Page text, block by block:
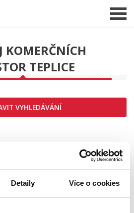
Detaily Více o cookies
PRONAJMOUT
KOMERČNÍCH
TEPLICE
VYHLEDÁVÁNÍ